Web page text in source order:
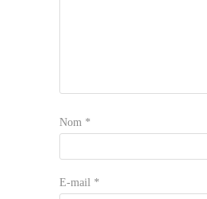
Nom *
E-mail *